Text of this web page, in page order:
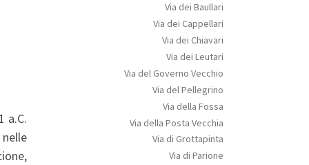
a.C.
Via dei Baullari
Via dei Cappellari
Via dei Chiavari
Via dei Leutari
Via del Governo Vecchio
Via del Pellegrino
Via della Fossa
Via della Posta Vecchia
Via di Grottapinta
Via di Parione